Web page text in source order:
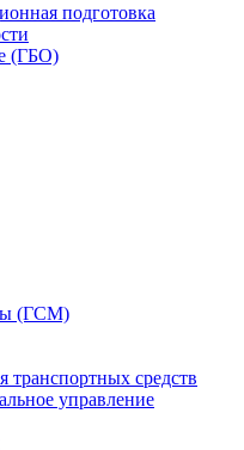
подготовка
(ГБО)
(ГСМ)
транспортных средств
управление